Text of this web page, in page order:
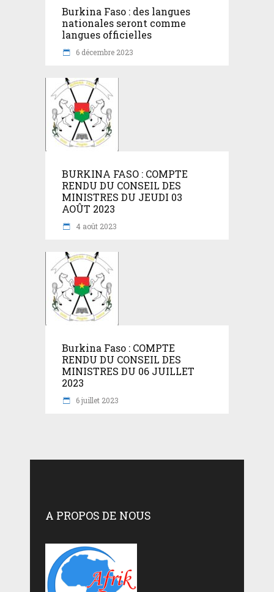
Burkina Faso : des langues
nationales seront comme
langues officielles
6 décembre 2023
BURKINA FASO : COMPTE
RENDU DU CONSEIL DES
MINISTRES DU JEUDI 03
AOÛT 2023
4 août 2023
Burkina Faso : COMPTE
RENDU DU CONSEIL DES
MINISTRES DU 06 JUILLET
2023
6 juillet 2023
A PROPOS DE NOUS